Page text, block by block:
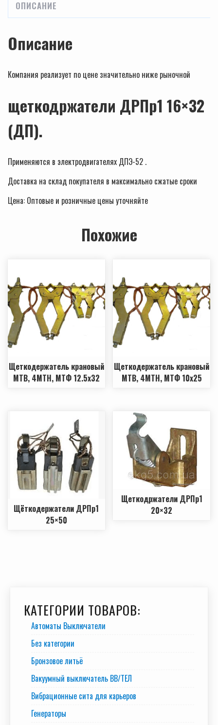
ОПИСАНИЕ
Описание
Компания реализует по цене значительно ниже рыночной
щеткодржатели ДРПр1 16×32
(ДП).
Применяются в электродвигателях ДПЭ-52 .
Доставка на склад покупателя в максимально сжатые сроки
Цена: Оптовые и розничные цены уточняйте
Похожие
Щеткодержатель крановый
МТВ, 4МТН, МТФ 12.5х32
Щеткодержатель крановый
МТВ, 4МТН, МТФ 10х25
Щёткодержатели ДРПр1
25×50
Щеткодржатели ДРПр1
20×32
КАТЕГОРИИ ТОВАРОВ:
Автоматы Выключатели
Без категории
Бронзовое литьё
Вакуумный выключатель BB/TEЛ
Вибрационные сита для карьеров
Генераторы